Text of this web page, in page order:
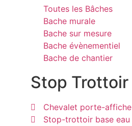
Toutes les Bâches
Bache murale
Bache sur mesure
Bache évènementiel
Bache de chantier
Stop Trottoir
Chevalet porte-affiche
Stop-trottoir base eau